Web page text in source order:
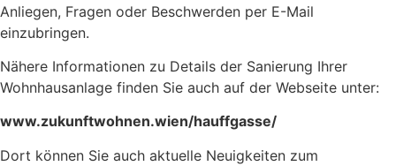
Anliegen, Fragen oder Beschwerden per E-Mail
einzubringen.
Nähere Informationen zu Details der Sanierung Ihrer
Wohnhausanlage finden Sie auch auf der Webseite unter:
www.zukunftwohnen.wien/hauffgasse/
Dort können Sie auch aktuelle Neuigkeiten zum